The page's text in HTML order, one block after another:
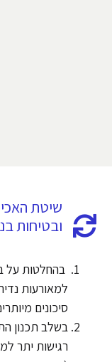
שיטת
ובטיחות
בהחלטות על
למאורעות
סיכונים מיותרים
בשלב תכנון
רגישות יתר